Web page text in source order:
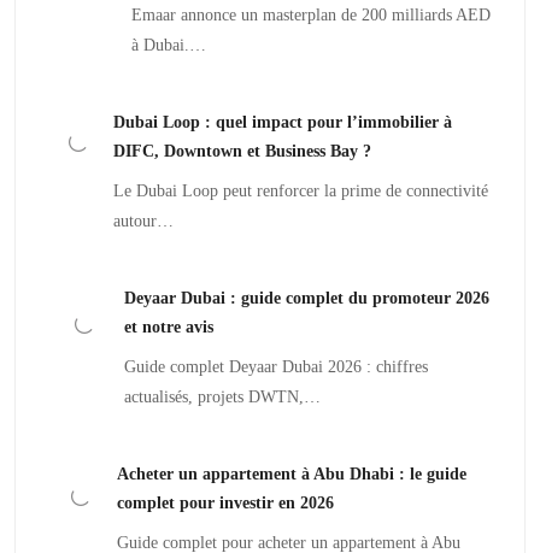
Emaar annonce un masterplan de 200 milliards AED
à Dubai.…
Dubai Loop : quel impact pour l’immobilier à
DIFC, Downtown et Business Bay ?
Le Dubai Loop peut renforcer la prime de connectivité
autour…
Deyaar Dubai : guide complet du promoteur 2026
et notre avis
Guide complet Deyaar Dubai 2026 : chiffres
actualisés, projets DWTN,…
Acheter un appartement à Abu Dhabi : le guide
complet pour investir en 2026
Guide complet pour acheter un appartement à Abu